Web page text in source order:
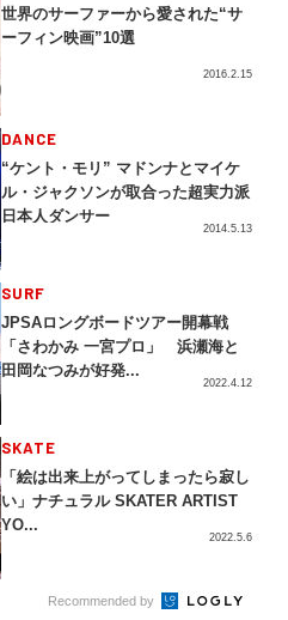
世界のサーファーから愛された“サ
ーフィン映画”10選
2016.2.15
DANCE
“ケント・モリ” マドンナとマイケ
ル・ジャクソンが取合った超実力派
日本人ダンサー
2014.5.13
SURF
JPSAロングボードツアー開幕戦
「さわかみ 一宮プロ」 浜瀬海と
田岡なつみが好発...
2022.4.12
SKATE
「絵は出来上がってしまったら寂し
い」ナチュラル SKATER ARTIST
YO...
2022.5.6
SKATERecommended by